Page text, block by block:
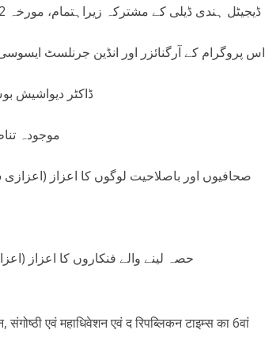
اس پروگرام کے آرگنائزر اور انڈین جرنلسٹ
1. ڈاکٹر دیواشیش
3. موجودہ
5. صحافیوں اور باصلاحیت لوگوں کا اعزاز
3. حصہ لینے والے فنکاروں کا اعزاز
एवं महाधिवेशन एवं द रिपब्लिकन टाइम्स का 6वां